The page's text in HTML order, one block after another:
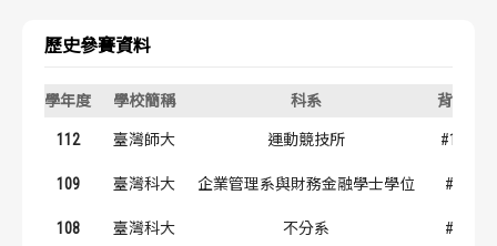
數據統計
歷屆個人獎得主
數據統計
歷屆個人獎得主
歷史參賽資料
學年度 學校簡稱 科系 背號
112 臺灣師大 運動競技所 #12
109 臺灣科大 企業管理系與財務金融學士學位 #4
108 臺灣科大 不分系 #4